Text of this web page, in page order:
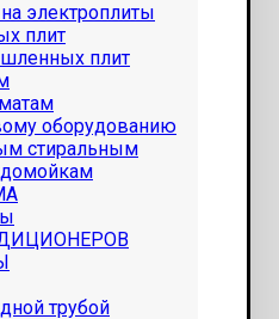
электроплиты
плит
плит
оборудованию
стиральным
трубой